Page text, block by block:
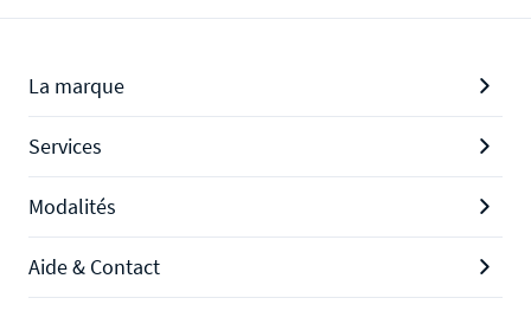
La marque
Services
Modalités
Aide & Contact